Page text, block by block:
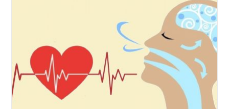
En
Cerebro?
¿Cómo
Superarla?